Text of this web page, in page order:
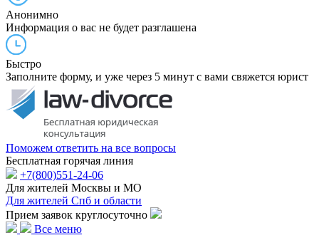
Анонимно
Информация о вас не будет разглашена
Быстро
Заполните форму, и уже через 5 минут с вами свяжется юрист
Поможем ответить на все вопросы
Бесплатная горячая линия
+7(800)551-24-06
Для жителей Москвы и МО
Для жителей Спб и области
Прием заявок круглосуточно
Все меню